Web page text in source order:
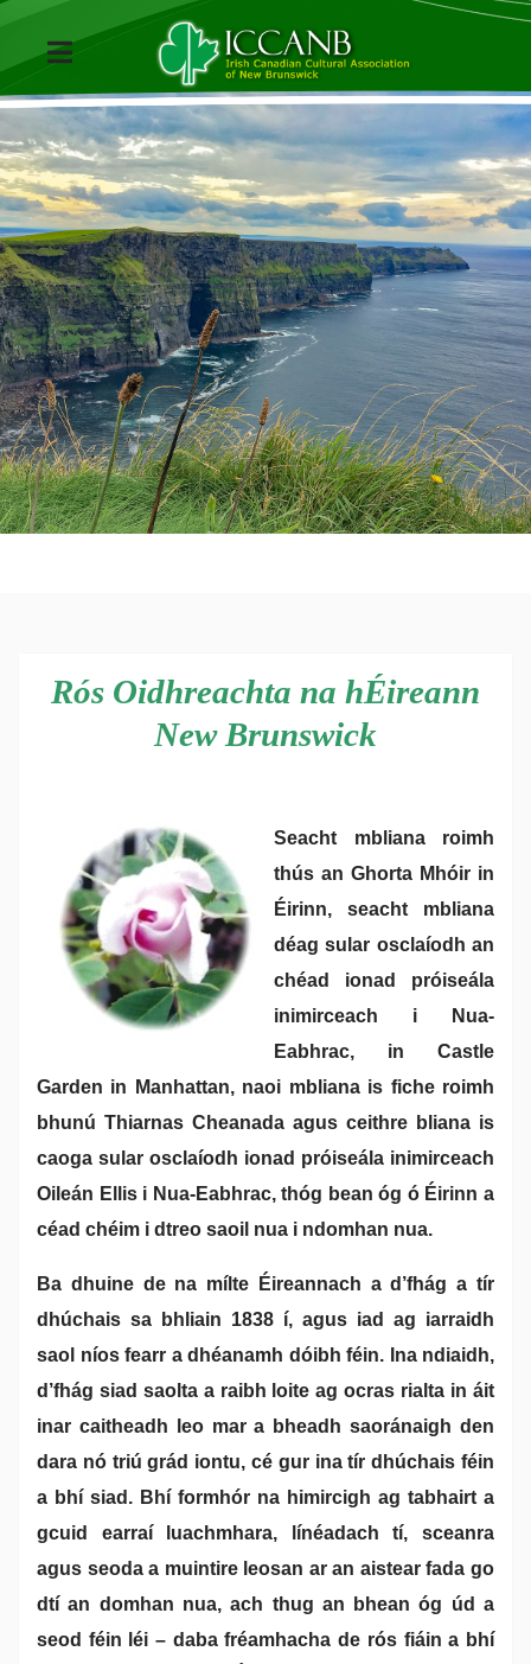
Rós Oidhreachta na hÉireann
New Brunswick
Seacht mbliana roimh
thús an Ghorta Mhóir in
Éirinn, seacht mbliana
déag sular osclaíodh an
chéad ionad próiseála
inimirceach i Nua-
Eabhrac, in Castle
Garden in Manhattan, naoi mbliana is fiche roimh
bhunú Thiarnas Cheanada agus ceithre bliana is
caoga sular osclaíodh ionad próiseála inimirceach
Oileán Ellis i Nua-Eabhrac, thóg bean óg ó Éirinn a
céad chéim i dtreo saoil nua i ndomhan nua.
Ba dhuine de na mílte Éireannach a d’fhág a tír
dhúchais sa bhliain 1838 í, agus iad ag iarraidh
saol níos fearr a dhéanamh dóibh féin. Ina ndiaidh,
d’fhág siad saolta a raibh loite ag ocras rialta in áit
inar caitheadh leo mar a bheadh saoránaigh den
dara nó triú grád iontu, cé gur ina tír dhúchais féin
a bhí siad. Bhí formhór na himircigh ag tabhairt a
gcuid earraí luachmhara, línéadach tí, sceanra
agus seoda a muintire leosan ar an aistear fada go
dtí an domhan nua, ach thug an bhean óg úd a
seod féin léi – daba fréamhacha de rós fiáin a bhí